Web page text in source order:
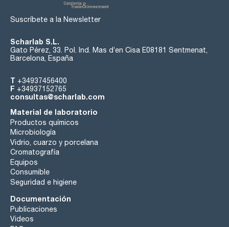
Suscríbete a la Newsletter
Scharlab S.L.
Gato Pérez, 33. Pol. Ind. Mas d’en Cisa E08181 Sentmenat,
Barcelona, España
T +34937456400
F +34937152765
consultas@scharlab.com
Material de laboratorio
Productos químicos
Microbiología
Vidrio, cuarzo y porcelana
Cromatografía
Equipos
Consumible
Seguridad e higiene
Documentación
Publicaciones
Videos